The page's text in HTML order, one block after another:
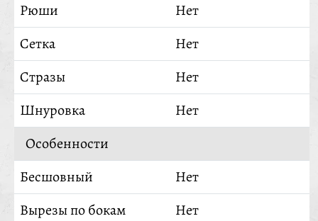
Рюши
Нет
Сетка
Нет
Стразы
Нет
Шнуровка
Нет
Особенности
Бесшовный
Нет
Вырезы по бокам
Нет